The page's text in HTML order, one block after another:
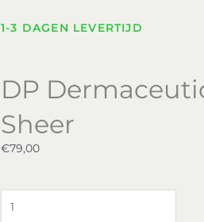
1-3 DAGEN LEVERTIJD
DP
Sheer
€79,00
Dermaceuticals